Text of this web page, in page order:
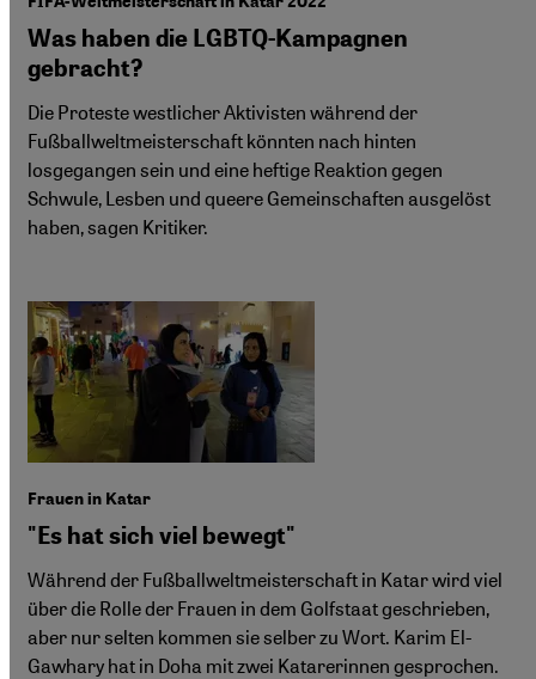
Was haben die LGBTQ-Kampagnen
gebracht?
Die Proteste westlicher Aktivisten während der
Fußballweltmeisterschaft könnten nach hinten
losgegangen sein und eine heftige Reaktion gegen
Schwule, Lesben und queere Gemeinschaften ausgelöst
haben, sagen Kritiker.
Frauen in Katar
"Es hat sich viel bewegt"
Während der Fußballweltmeisterschaft in Katar wird viel
über die Rolle der Frauen in dem Golfstaat geschrieben,
aber nur selten kommen sie selber zu Wort. Karim El-
Gawhary hat in Doha mit zwei Katarerinnen gesprochen.